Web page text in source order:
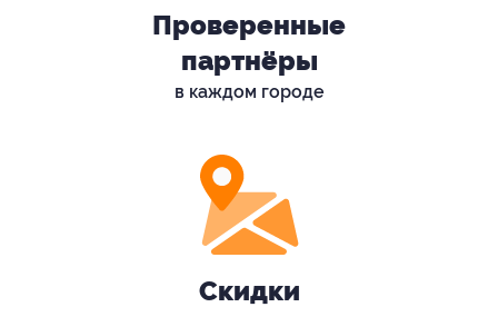
Проверенные
партнёры
в каждом городе
Скидки